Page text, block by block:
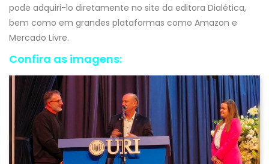
pode adquiri-lo diretamente no site da editora Dialética,
bem como em grandes plataformas como Amazon e
Mercado Livre.
Confira as imagens: